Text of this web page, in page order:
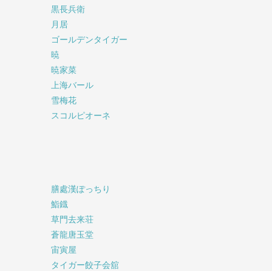
黒長兵衛
月居
ゴールデンタイガー
暁
暁家菜
上海バール
雪梅花
スコルピオーネ
膳處漢ぽっちり
鮨鐡
草門去来荘
蒼龍唐玉堂
宙寅屋
タイガー餃子会舘